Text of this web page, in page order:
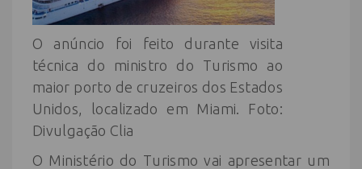
O anúncio foi feito durante visita
técnica do ministro do Turismo ao
maior porto de cruzeiros dos Estados
Unidos, localizado em Miami. Foto:
Divulgação Clia
O Ministério do Turismo vai apresentar um